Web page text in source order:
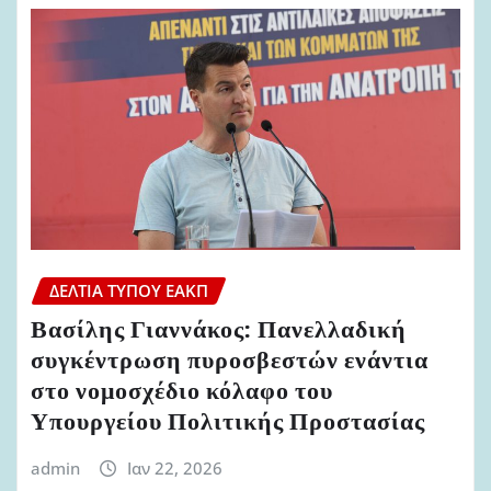
ΔΕΛΤΊΑ ΤΎΠΟΥ ΕΑΚΠ
Βασίλης Γιαννάκος: Πανελλαδική
συγκέντρωση πυροσβεστών ενάντια
στο νομοσχέδιο κόλαφο του
Υπουργείου Πολιτικής Προστασίας
admin Ιαν 22, 2026